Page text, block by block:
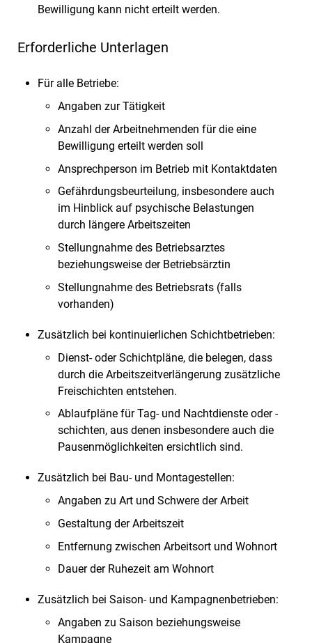
Bewilligung kann nicht erteilt werden.
Erforderliche Unterlagen
Für alle Betriebe:
Angaben zur Tätigkeit
Anzahl der Arbeitnehmenden für die eine
Bewilligung erteilt werden soll
Ansprechperson im Betrieb mit Kontaktdaten
Gefährdungsbeurteilung, insbesondere auch
im Hinblick auf psychische Belastungen
durch längere Arbeitszeiten
Stellungnahme des Betriebsarztes
beziehungsweise der Betriebsärztin
Stellungnahme des Betriebsrats (falls
vorhanden)
Zusätzlich bei kontinuierlichen Schichtbetrieben:
Dienst- oder Schichtpläne, die belegen, dass
durch die Arbeitszeitverlängerung zusätzliche
Freischichten entstehen.
Ablaufpläne für Tag- und Nachtdienste oder -
schichten, aus denen insbesondere auch die
Pausenmöglichkeiten ersichtlich sind.
Zusätzlich bei Bau- und Montagestellen:
Angaben zu Art und Schwere der Arbeit
Gestaltung der Arbeitszeit
Entfernung zwischen Arbeitsort und Wohnort
Dauer der Ruhezeit am Wohnort
Zusätzlich bei Saison- und Kampagnenbetrieben:
Angaben zu Saison beziehungsweise
Kampagne